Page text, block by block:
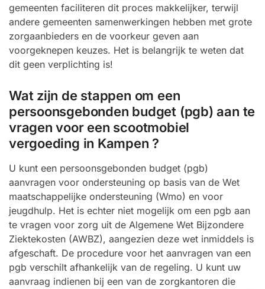
gemeenten faciliteren dit proces makkelijker, terwijl
andere gemeenten samenwerkingen hebben met grote
zorgaanbieders en de voorkeur geven aan
voorgeknepen keuzes. Het is belangrijk te weten dat
dit geen verplichting is!
Wat zijn de stappen om een
persoonsgebonden budget (pgb) aan te
vragen voor een scootmobiel
vergoeding in Kampen ?
U kunt een persoonsgebonden budget (pgb)
aanvragen voor ondersteuning op basis van de Wet
maatschappelijke ondersteuning (Wmo) en voor
jeugdhulp. Het is echter niet mogelijk om een pgb aan
te vragen voor zorg uit de Algemene Wet Bijzondere
Ziektekosten (AWBZ), aangezien deze wet inmiddels is
afgeschaft. De procedure voor het aanvragen van een
pgb verschilt afhankelijk van de regeling. U kunt uw
aanvraag indienen bij een van de zorgkantoren die